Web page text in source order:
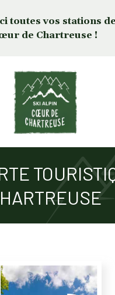
toutes vos stations
de Chartreuse !